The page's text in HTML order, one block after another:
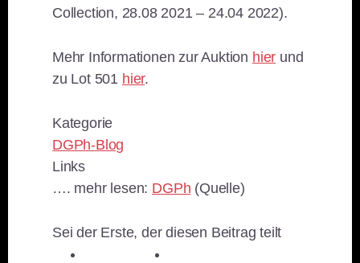
Collection, 28.08 2021 – 24.04 2022).
Mehr Informationen zur Auktion hier und
zu Lot 501 hier.
Kategorie
DGPh-Blog
Links
…. mehr lesen: DGPh (Quelle)
Sei der Erste, der diesen Beitrag teilt